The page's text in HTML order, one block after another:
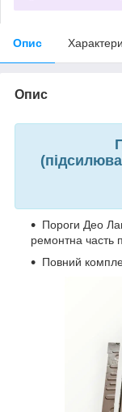
Опис
Опис
Пороги Део
ремонтна часть
Повний